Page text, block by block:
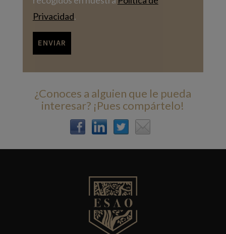
Privacidad.
¿Conoces a alguien que le pueda
interesar? ¡Pues compártelo!